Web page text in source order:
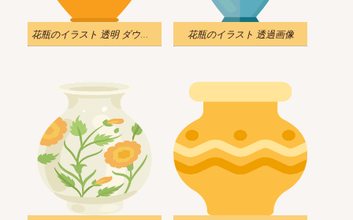
花瓶のイラスト 透明 ダウンロード 花瓶のイラスト 透過画像